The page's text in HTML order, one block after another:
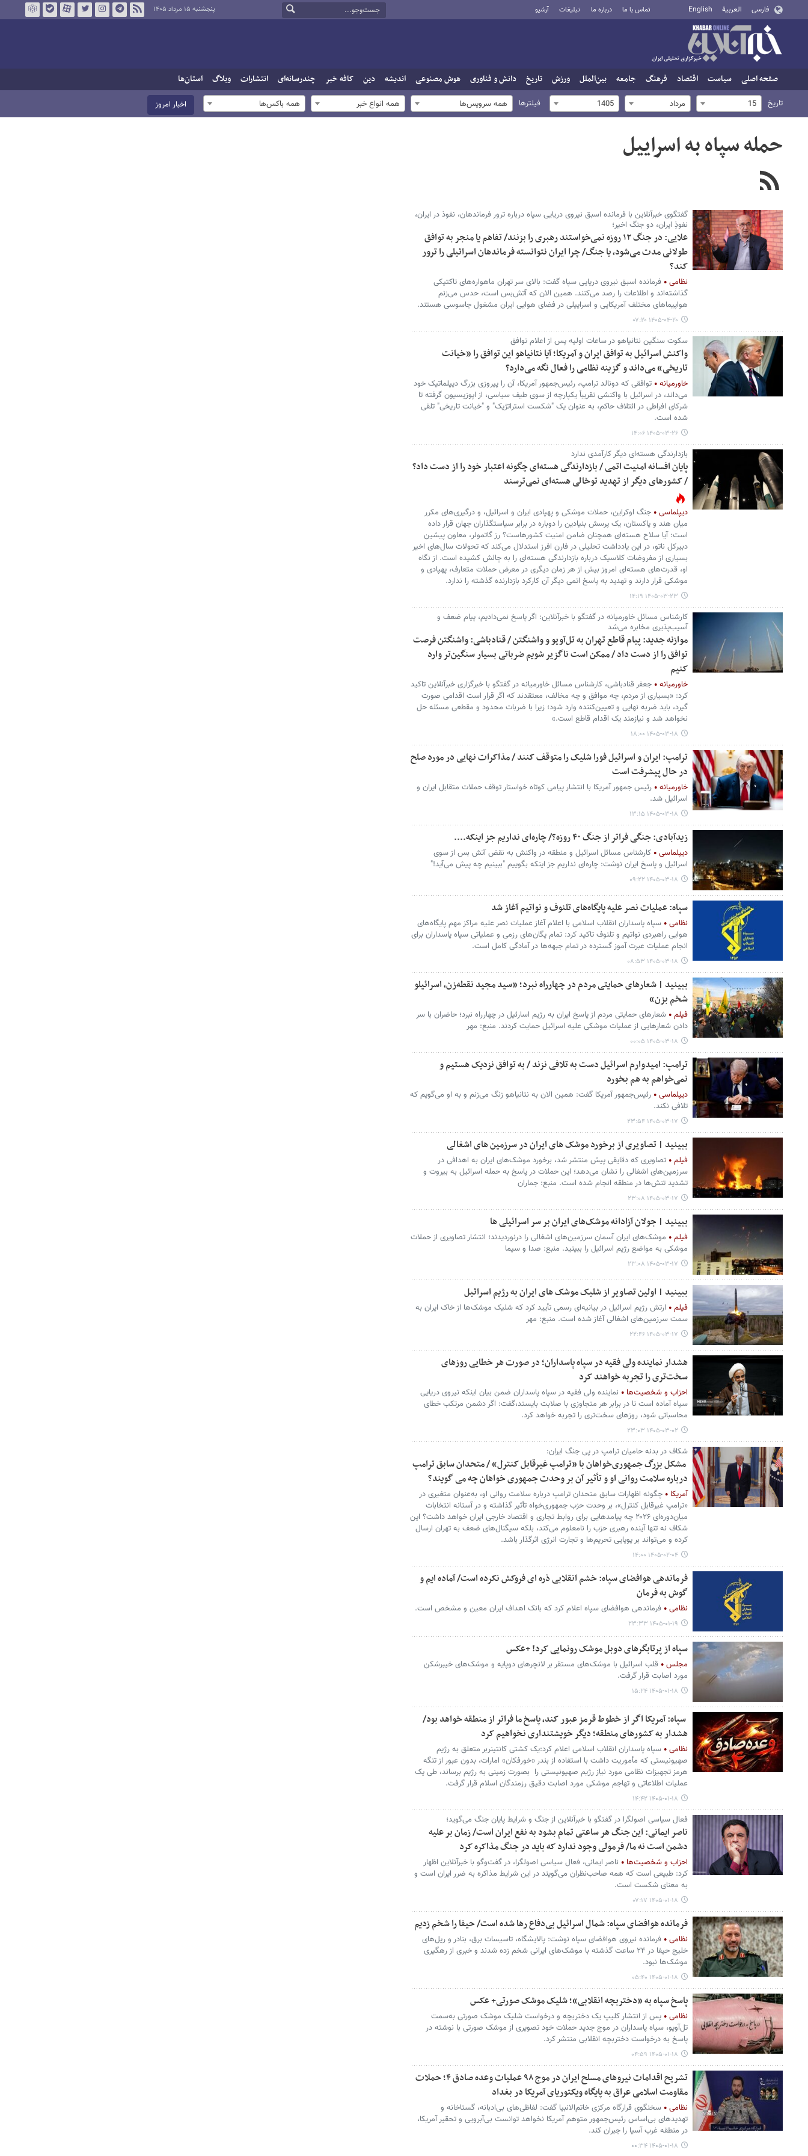
فارسی العربية English تماس با ما درباره ما تبلیغات آرشیو پنجشنبه ۱۵ مرداد ۱۴۰۵
صفحه اصلی سیاست اقتصاد فرهنگ جامعه بین‌الملل ورزش تاریخ دانش و فناوری هوش مصنوعی اندیشه دین کافه خبر چندرسانه‌ای انتشارات وبلاگ استان‌ها
تاریخ 15 مرداد 1405 فیلترها همه سرویس‌ها همه انواع خبر همه باکس‌ها اخبار امروز
حمله سپاه به اسراییل
گفتگوی خبرآنلاین با فرمانده اسبق نیروی دریایی سپاه درباره ترور فرماندهان، نفوذ در ایران،
نفوذِ ایران، دو جنگ اخیر؛
علایی: در جنگ ۱۲ روزه نمی‌خواستند رهبری را بزنند/ تفاهم یا منجر به توافق
طولانی مدت می‌شود، یا جنگ/ چرا ایران نتوانسته فرماندهان اسرائیلی را ترور
کند؟
نظامی
فرمانده اسبق نیروی دریایی سپاه گفت: بالای سر تهران ماهواره‌های تاکتیکی
گذاشته‌اند و اطلاعات را رصد می‌کنند. همین الان که آتش‌بس است، حدس می‌زنم
هواپیماهای مختلف آمریکایی و اسراییلی در فضای هوایی ایران مشغول جاسوسی هستند.
۱۴۰۵-۰۴-۲۰ ۰۷:۲۰
سکوت سنگین نتانیاهو در ساعات اولیه پس از اعلام توافق
واکنش اسرائیل به توافق ایران و آمریکا؛ آیا نتانیاهو این توافق را «خیانت
تاریخی» می‌داند و گزینه نظامی را فعال نگه می‌دارد؟
خاورمیانه
توافقی که دونالد ترامپ، رئیس‌جمهور آمریکا، آن را پیروزی بزرگ دیپلماتیک خود
می‌داند، در اسرائیل با واکنشی تقریباً یکپارچه از سوی طیف سیاسی، از اپوزیسیون گرفته تا
شرکای افراطی در ائتلاف حاکم، به عنوان یک "شکست استراتژیک" و "خیانت تاریخی" تلقی
شده است.
۱۴۰۵-۰۳-۲۶ ۱۴:۰۶
بازدارندگی هسته‌ای دیگر کارآمدی ندارد
پایان افسانه امنیت اتمی / بازدارندگی هسته‌ای چگونه اعتبار خود را از دست داد؟
/ کشورهای دیگر از تهدید توخالی هسته‌ای نمی‌ترسند
دیپلماسی
جنگ اوکراین، حملات موشکی و پهپادی ایران و اسرائیل، و درگیری‌های مکرر
میان هند و پاکستان، یک پرسش بنیادین را دوباره در برابر سیاستگذاران جهان قرار داده
است: آیا سلاح هسته‌ای همچنان ضامن امنیت کشورهاست؟ رز گاتمولر، معاون پیشین
دبیرکل ناتو، در این یادداشت تحلیلی در فارن افرز استدلال می‌کند که تحولات سال‌های اخیر
بسیاری از مفروضات کلاسیک درباره بازدارندگی هسته‌ای را به چالش کشیده است. از نگاه
او، قدرت‌های هسته‌ای امروز بیش از هر زمان دیگری در معرض حملات متعارف، پهپادی و
موشکی قرار دارند و تهدید به پاسخ اتمی دیگر آن کارکرد بازدارنده گذشته را ندارد.
۱۴۰۵-۰۳-۲۳ ۱۴:۱۹
کارشناس مسائل خاورمیانه در گفتگو با خبرآنلاین: اگر پاسخ نمی‌دادیم، پیام ضعف و
آسیب‌پذیری مخابره می‌شد
موازنه جدید: پیام قاطع تهران به تل‌آویو و واشنگتن / قنادباشی: واشنگتن فرصت
توافق را از دست داد / ممکن است ناگزیر شویم ضرباتی بسیار سنگین‌تر وارد
کنیم
خاورمیانه
جعفر قنادباشی، کارشناس مسائل خاورمیانه در گفتگو با خبرگزاری خبرآنلاین تاکید
کرد: «بسیاری از مردم، چه موافق و چه مخالف، معتقدند که اگر قرار است اقدامی صورت
گیرد، باید ضربه نهایی و تعیین‌کننده وارد شود؛ زیرا با ضربات محدود و مقطعی مسئله حل
نخواهد شد و نیازمند یک اقدام قاطع است.»
۱۴۰۵-۰۳-۱۸ ۱۸:۰۰
ترامپ: ایران و اسرائیل فورا شلیک را متوقف کنند / مذاکرات نهایی در مورد صلح
در حال پیشرفت است
خاورمیانه
رئیس جمهور آمریکا با انتشار پیامی کوتاه خواستار توقف حملات متقابل ایران و
اسرائیل شد.
۱۴۰۵-۰۳-۱۸ ۱۳:۱۵
زیدآبادی: جنگی فراتر از جنگ ۴۰ روزه؟/ چاره‌ای نداریم جز اینکه....
دیپلماسی
کارشناس مسائل اسرائیل و منطقه در واکنش به نقض آتش بس از سوی
اسرائیل و پاسخ ایران نوشت: چاره‌ای نداریم جز اینکه بگوییم "ببینیم چه پیش می‌آید!"
۱۴۰۵-۰۳-۱۸ ۰۹:۲۲
سپاه: عملیات نصر علیه پایگاه‌های تلنوف و نواتیم آغاز شد
نظامی
سپاه پاسداران انقلاب اسلامی با اعلام آغاز عملیات نصر علیه مراکز مهم پایگاه‌های
هوایی راهبردی نواتیم و تلنوف تاکید کرد: تمام یگان‌های رزمی و عملیاتی سپاه پاسداران برای
انجام عملیات عبرت آموز گسترده در تمام جبهه‌ها در آمادگی کامل است.
۱۴۰۵-۰۳-۱۸ ۰۸:۵۳
ببینید | شعارهای حمایتی مردم در چهارراه نبرد؛ «سید مجید نقطه‌زن، اسرائیلو
شخم بزن»
فیلم
شعارهای حمایتی مردم از پاسخ ایران به رژیم اسارئیل در چهارراه نبرد؛ حاضران با سر
دادن شعارهایی از عملیات موشکی علیه اسرائیل حمایت کردند. منبع: مهر
۱۴۰۵-۰۳-۱۸ ۰۰:۰۵
ترامپ: امیدوارم اسرائیل دست به تلافی نزند / به توافق نزدیک هستیم و
نمی‌خواهم به هم بخورد
دیپلماسی
رئیس‌جمهور آمریکا گفت: همین الان به نتانیاهو زنگ می‌زنم و به او می‌گویم که
تلافی نکند.
۱۴۰۵-۰۳-۱۷ ۲۳:۵۴
ببینید | تصاویری از برخورد موشک های ایران در سرزمین های اشغالی
فیلم
تصاویری که دقایقی پیش منتشر شد، برخورد موشک‌های ایران به اهدافی در
سرزمین‌های اشغالی را نشان می‌دهد؛ این حملات در پاسخ به حمله اسرائیل به بیروت و
تشدید تنش‌ها در منطقه انجام شده است. منبع: جماران
۱۴۰۵-۰۳-۱۷ ۲۳:۰۸
ببینید | جولان آزادانه موشک‌های ایران بر سر اسرائیلی ها
فیلم
موشک‌های ایران آسمان سرزمین‌های اشغالی را درنوردیدند؛ انتشار تصاویری از حملات
موشکی به مواضع رژیم اسرائیل را ببینید. منبع: صدا و سیما
۱۴۰۵-۰۳-۱۷ ۲۳:۰۸
ببینید | اولین تصاویر از شلیک موشک های ایران به رژیم اسرائیل
فیلم
ارتش رژیم اسرائیل در بیانیه‌ای رسمی تأیید کرد که شلیک موشک‌ها از خاک ایران به
سمت سرزمین‌های اشغالی آغاز شده است. منبع: مهر
۱۴۰۵-۰۳-۱۷ ۲۲:۴۶
هشدار نماینده ولی فقیه در سپاه پاسداران؛ در صورت هر خطایی روزهای
سخت‌تری را تجربه خواهند کرد
احزاب و شخصیت‌ها
نماینده ولی فقیه در سپاه پاسداران ضمن بیان اینکه نیروی دریایی
سپاه آماده است تا در برابر هر متجاوزی با صلابت بایستد،گفت: اگر دشمن مرتکب خطای
محاسباتی شود، روزهای سخت‌تری را تجربه خواهد کرد.
۱۴۰۵-۰۳-۰۲ ۲۳:۰۳
شکاف در بدنه حامیان ترامپ در پی جنگ ایران:
مشکل بزرگ جمهوری‌خواهان با «ترامپ غیرقابل کنترل» / متحدان سابق ترامپ
درباره سلامت روانی او و تأثیر آن بر وحدت جمهوری خواهان چه می گویند؟
آمریکا
چگونه اظهارات سابق متحدان ترامپ درباره سلامت روانی او، به‌عنوان متغیری در
«ترامپ غیرقابل کنترل»، بر وحدت حزب جمهوری‌خواه تأثیر گذاشته و در آستانه انتخابات
میان‌دوره‌ای ۲۰۲۶ چه پیامدهایی برای روابط تجاری و اقتصاد خارجی ایران خواهد داشت؟ این
شکاف نه تنها آینده رهبری حزب را نامعلوم می‌کند، بلکه سیگنال‌های ضعف به تهران ارسال
کرده و می‌تواند بر پویایی تحریم‌ها و تجارت انرژی اثرگذار باشد.
۱۴۰۵-۰۲-۰۴ ۱۴:۰۰
فرماندهی هوافضای سپاه: خشم انقلابی ذره ای فروکش نکرده است/ آماده ایم و
گوش به فرمان
نظامی فرماندهی هوافضای سپاه اعلام کرد که بانک اهداف ایران معین و مشخص است.
۱۴۰۵-۰۱-۱۹ ۲۳:۳۳
سپاه از پرتابگرهای دوبل موشک رونمایی کرد! +عکس
مجلس
قلب اسرائیل با موشک‌های مستقر بر لانچرهای دوپایه و موشک‌های خیبرشکن
مورد اصابت قرار گرفت.
۱۴۰۵-۰۱-۱۸ ۱۵:۲۴
سپاه: آمریکا اگر از خطوط قرمز عبور کند، پاسخ ما فراتر از منطقه خواهد بود/
هشدار به کشورهای منطقه؛ دیگر خویشتنداری نخواهیم کرد
نظامی
سپاه پاسداران انقلاب اسلامی اعلام کرد:یک کشتی کانتینربر متعلق به رژیم
صهیونیستی که مأموریت داشت با استفاده از بندر «خورفکان» امارات، بدون عبور از تنگه
هرمز تجهیزات نظامی مورد نیاز رژیم صهیونیستی را بصورت زمینی به رژیم برساند، طی یک
عملیات اطلاعاتی و تهاجم موشکی مورد اصابت دقیق رزمندگان اسلام قرار گرفت.
۱۴۰۵-۰۱-۱۸ ۱۴:۴۲
فعال سیاسی اصولگرا در گفتگو با خبرآنلاین از جنگ و شرایط پایان جنگ می‌گوید؛
ناصر ایمانی: این جنگ هر ساعتی تمام بشود به نفع ایران است/ زمان بر علیه
دشمن است نه ما/ فرمولی وجود ندارد که باید در جنگ مذاکره کرد
احزاب و شخصیت‌ها
ناصر ایمانی، فعال سیاسی اصولگرا، در گفت‌وگو با خبرآنلاین اظهار
کرد: طبیعی است که همه صاحب‌نظران می‌گویند در این شرایط مذاکره به ضرر ایران است و
به معنای شکست است.
۱۴۰۵-۰۱-۱۸ ۰۷:۱۷
فرمانده هوافضای سپاه: شمال اسرائیل بی‌دفاع رها شده است/ حیفا را شخم زدیم
نظامی
فرمانده نیروی هوافضای سپاه نوشت: پالایشگاه، تاسیسات برق، بنادر و ریل‌های
خلیج حیفا در ۲۴ ساعت گذشته با موشک‌های ایرانی شخم زده شدند و خبری از رهگیری
موشک‌ها نبود.
۱۴۰۵-۰۱-۱۸ ۰۵:۴۰
پاسخ سپاه به «دختربچه انقلابی»؛ شلیک موشک صورتی+ عکس
نظامی
پس از انتشار کلیپ یک دختربچه و درخواست شلیک موشک صورتی به‌سمت
تل‌آویو، سپاه پاسداران در موج جدید حملات خود تصویری از موشک صورتی با نوشته در
پاسخ به درخواست دختربچه انقلابی منتشر کرد.
۱۴۰۵-۰۱-۱۸ ۰۴:۵۹
تشریح اقدامات نیروهای مسلح ایران در موج ۹۸ عملیات وعده صادق ۴؛ حملات
مقاومت اسلامی عراق به پایگاه ویکتوریای آمریکا در بغداد
نظامی
سخنگوی قرارگاه مرکزی خاتم‌الانبیا گفت: لفاظی‌های بی‌ادبانه، گستاخانه و
تهدیدهای بی‌اساس رئیس‌جمهور متوهم آمریکا نخواهد توانست بی‌آبرویی و تحقیر آمریکا،
در منطقه غرب آسیا را جبران کند.
۱۴۰۵-۰۱-۱۸ ۰۰:۳۴